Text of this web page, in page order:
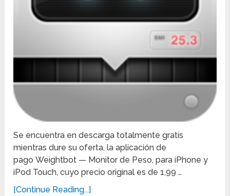
Se encuentra en descarga totalmente gratis
mientras dure su oferta, la aplicación de
pago Weightbot — Monitor de Peso, para iPhone y
iPod Touch, cuyo precio original es de 1,99 …
[Continue Reading...]